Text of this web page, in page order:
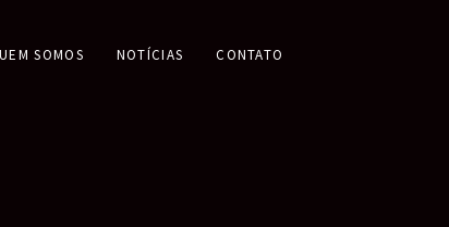
SOMOS NOTÍCIAS CONTATO